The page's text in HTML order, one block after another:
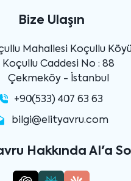
Bize Ulaşın
Mahallesi Koçullu
Koçullu Caddesi No : 88
Çekmeköy - İstanbul
+90(533) 407 63 63
bilgi@elityavru.com
Hakkında AI'a